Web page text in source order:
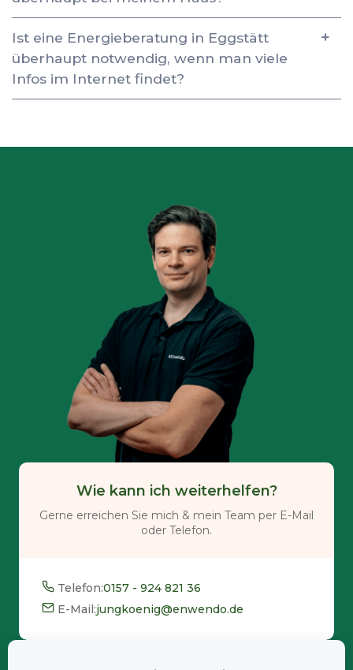
Ist eine Energieberatung in Eggstätt
überhaupt notwendig, wenn man viele
Infos im Internet findet?
Wie kann ich weiterhelfen?
Gerne erreichen Sie mich & mein Team per E-Mail
oder Telefon.
Telefon:0157 - 924 821 36
E-Mail:jungkoenig@enwendo.de